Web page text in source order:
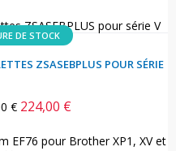
DE STOCK
ZSASEBPLUS POUR SÉRIE
€ Prix
224,00 €